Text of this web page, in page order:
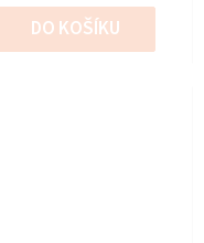
DO KOŠÍKU